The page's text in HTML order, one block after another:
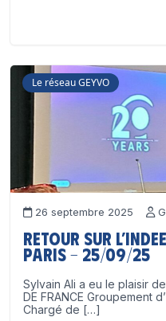
Le réseau GEYVO
26 septembre 2025
Retour sur
Paris – 25/09/25
Sylvain Ali a eu le plaisir
DE FRANCE Groupement
Chargé de […]